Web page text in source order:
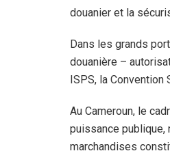
douanier et la
Dans les grands
douanière –
ISPS, la Convention
Au Cameroun, le
puissance publique,
marchandises